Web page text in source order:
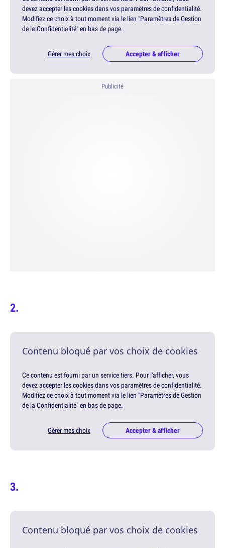
devez accepter les cookies dans vos paramètres de confidentialité.
Modifiez ce choix à tout moment via le lien "Paramètres de Gestion
de la Confidentialité" en bas de page.
Gérer mes choix Accepter & afficher
Publicité
Contenu bloqué par vos choix de cookies
Ce contenu est fourni par un service tiers. Pour l'afficher, vous
devez accepter les cookies dans vos paramètres de confidentialité.
Modifiez ce choix à tout moment via le lien "Paramètres de Gestion
de la Confidentialité" en bas de page.
Gérer mes choix Accepter & afficher
Contenu bloqué par vos choix de cookies